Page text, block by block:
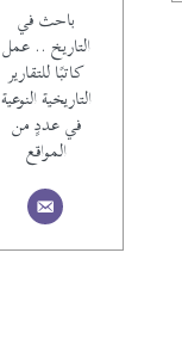
باحث في
التاريخ .. عمل
كاتبًا للتقارير
التاريخية النوعية
في عددٍ من
المواقع